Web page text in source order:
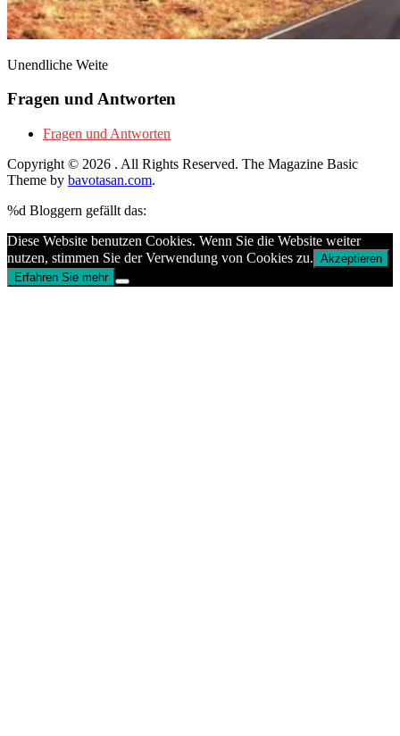
Unendliche Weite
Fragen und Antworten
Fragen und Antworten
Copyright © 2026 . All Rights Reserved. The Magazine Basic
Theme by bavotasan.com.
%d Bloggern gefällt das:
Diese Website benutzen Cookies. Wenn Sie die Website weiter
nutzen, stimmen Sie der Verwendung von Cookies zu. Akzeptieren
Erfahren Sie mehr